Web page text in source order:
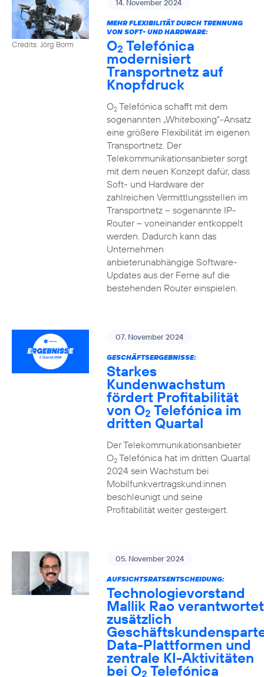
Credits: Jörg Borm
14. November 2024
MEHR FLEXIBILITÄT DURCH TRENNUNG
VON SOFT- UND HARDWARE:
O2 Telefónica
modernisiert
Transportnetz auf
Knopfdruck
O2Telefónica schafft mit dem
sogenannten „Whiteboxing“-Ansatz
eine größere Flexibilität im eigenen
Transportnetz. Der
Telekommunikationsanbieter sorgt
mit dem neuen Konzept dafür, dass
Soft- und Hardware der
zahlreichen Vermittlungsstellen im
Transportnetz – sogenannte IP-
Router – voneinander entkoppelt
werden. Dadurch kann das
Unternehmen
anbieterunabhängige Software-
Updates aus der Ferne auf die
bestehenden Router einspielen.
07. November 2024
GESCHÄFTSERGEBNISSE:
Starkes
Kundenwachstum
fördert Profitabilität
von O2 Telefónica im
dritten Quartal
Der Telekommunikationsanbieter
O2Telefónica hat im dritten Quartal
2024 sein Wachstum bei
Mobilfunkvertragskund:innen
beschleunigt und seine
Profitabilität weiter gesteigert.
05. November 2024
AUFSICHTSRATSENTSCHEIDUNG:
Technologievorstand
Mallik Rao verantwortet
zusätzlich
Data-Plattformen und
zentrale KI-Aktivitäten
bei O2 Telefónica